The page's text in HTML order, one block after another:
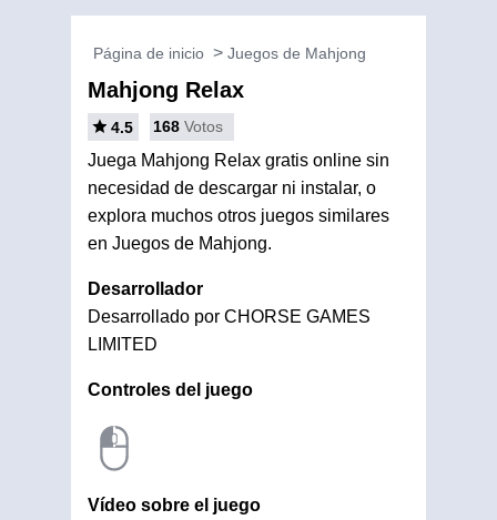
Página de inicio Juegos de Mahjong
Mahjong Relax
4.5 168 Votos
Juega Mahjong Relax gratis online sin
necesidad de descargar ni instalar, o
explora muchos otros juegos similares
en Juegos de Mahjong.
Desarrollador
Desarrollado por CHORSE GAMES
LIMITED
Controles del juego
Vídeo sobre el juego